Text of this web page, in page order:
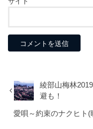
綾部山梅林
避も！
愛唄～約束のナクヒト(